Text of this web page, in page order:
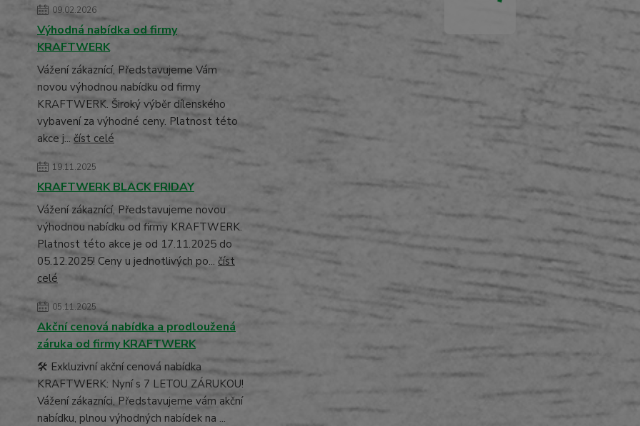
09.02.2026
Výhodná nabídka od firmy
KRAFTWERK
Vážení zákaznící, Představujeme Vám
novou výhodnou nabídku od firmy
KRAFTWERK. Široký výběr dílenského
vybavení za výhodné ceny. Platnost této
akce j... číst celé
19.11.2025
KRAFTWERK BLACK FRIDAY
Vážení zákaznící, Představujeme novou
výhodnou nabídku od firmy KRAFTWERK.
Platnost této akce je od 17.11.2025 do
05.12.2025! Ceny u jednotlivých po... číst
celé
05.11.2025
Akční cenová nabídka a prodloužená
záruka od firmy KRAFTWERK
🛠️ Exkluzivní akční cenová nabídka
KRAFTWERK: Nyní s 7 LETOU ZÁRUKOU!
Vážení zákazníci, Představujeme vám akční
nabídku, plnou výhodných nabídek na ...